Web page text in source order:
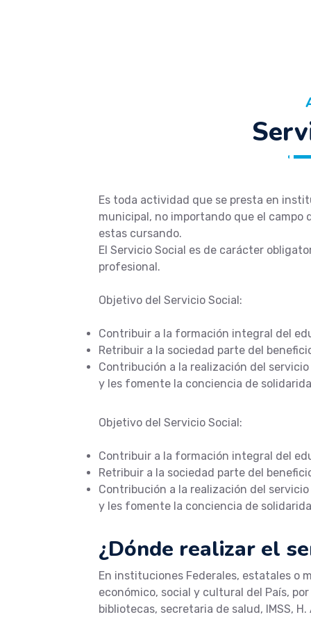
Es toda actividad que se presta en
municipal, no importando que el campo
estas cursando.
El Servicio Social es de carácter
profesional.
Objetivo del Servicio Social:
Contribuir a la formación integral del
Retribuir a la sociedad parte del
Contribución a la realización del
y les fomente la conciencia de
Objetivo del Servicio Social:
Contribuir a la formación integral del
Retribuir a la sociedad parte del
Contribución a la realización del
y les fomente la conciencia de
¿Dónde realizar el
En instituciones Federales, estatales o
económico, social y cultural del País,
bibliotecas, secretaria de salud, IMSS,